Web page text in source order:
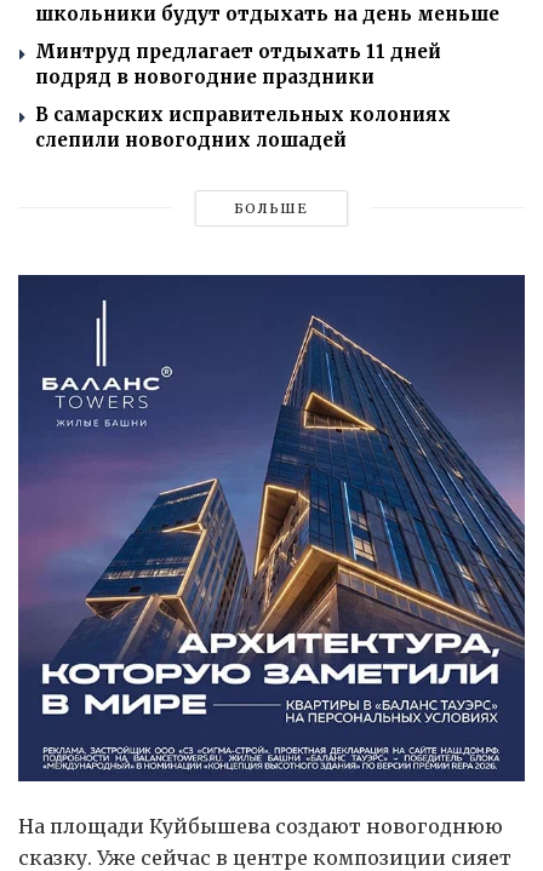
школьники будут отдыхать на день меньше
Минтруд предлагает отдыхать 11 дней
подряд в новогодние праздники
В самарских исправительных колониях
слепили новогодних лошадей
БОЛЬШЕ
На площади Куйбышева создают новогоднюю
сказку. Уже сейчас в центре композиции сияет